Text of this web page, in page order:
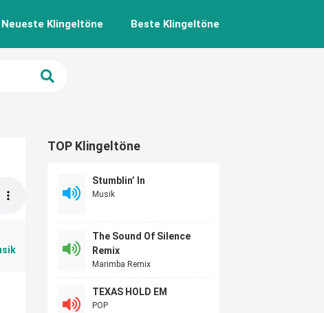
Neueste Klingeltöne Beste Klingeltöne
TOP Klingeltöne
Stumblin’ In
Musik
The Sound Of Silence
Remix
Marimba Remix
TEXAS HOLD EM
POP